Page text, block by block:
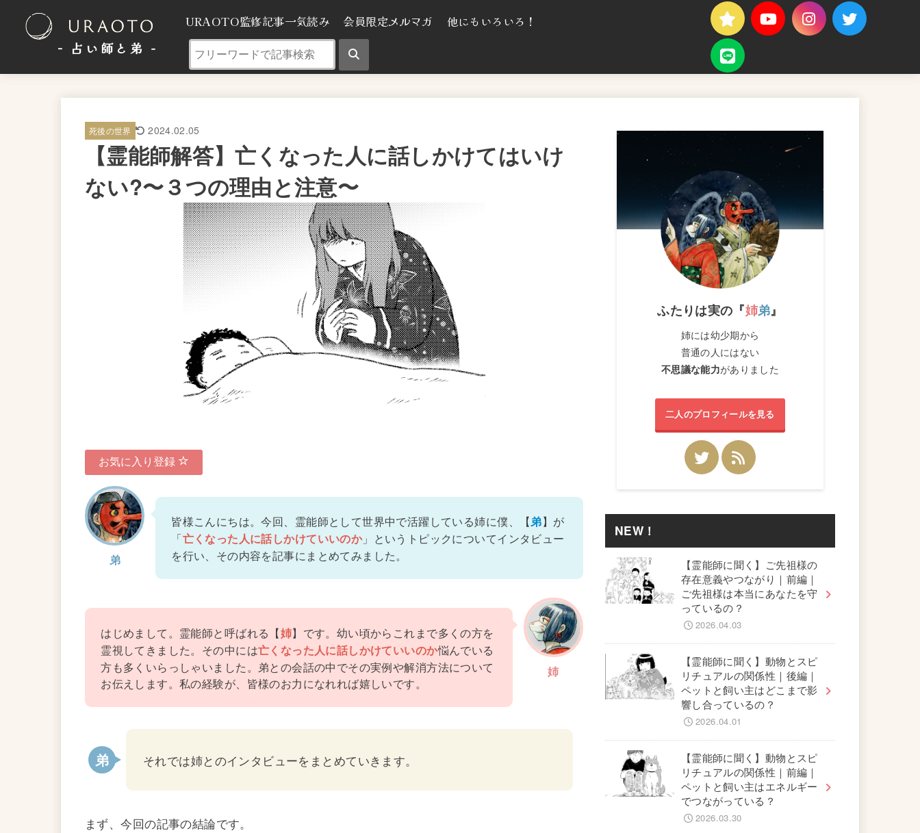
- 占い師と弟 ‐
URAOTO監修記事一気読み 会員限定メルマガ 他にもいろいろ！
死後の世界 2024.02.05
【霊能師解答】亡くなった人に話しかけてはいけ
ない?〜３つの理由と注意〜
お気に入り登録
弟
皆様こんにちは。今回、霊能師として世界中で活躍している姉に僕、【弟】が
「亡くなった人に話しかけていいのか」というトピックについてインタビュー
を行い、その内容を記事にまとめてみました。
姉
はじめまして。霊能師と呼ばれる【姉】です。幼い頃からこれまで多くの方を
霊視してきました。その中には亡くなった人に話しかけていいのか悩んでいる
方も多くいらっしゃいました。弟との会話の中でその実例や解消方法について
お伝えします。私の経験が、皆様のお力になれれば嬉しいです。
それでは姉とのインタビューをまとめていきます。
まず、今回の記事の結論です。
ふたりは実の『姉弟』
姉には幼少期から
普通の人にはない
不思議な能力がありました
二人のプロフィールを見る
NEW！
【霊能師に聞く】ご先祖様の
存在意義やつながり｜前編｜
ご先祖様は本当にあなたを守
っているの？
2026.04.03
【霊能師に聞く】動物とスピ
リチュアルの関係性｜後編｜
ペットと飼い主はどこまで影
響し合っているの？
2026.04.01
【霊能師に聞く】動物とスピ
リチュアルの関係性｜前編｜
ペットと飼い主はエネルギー
でつながっている？
2026.03.30